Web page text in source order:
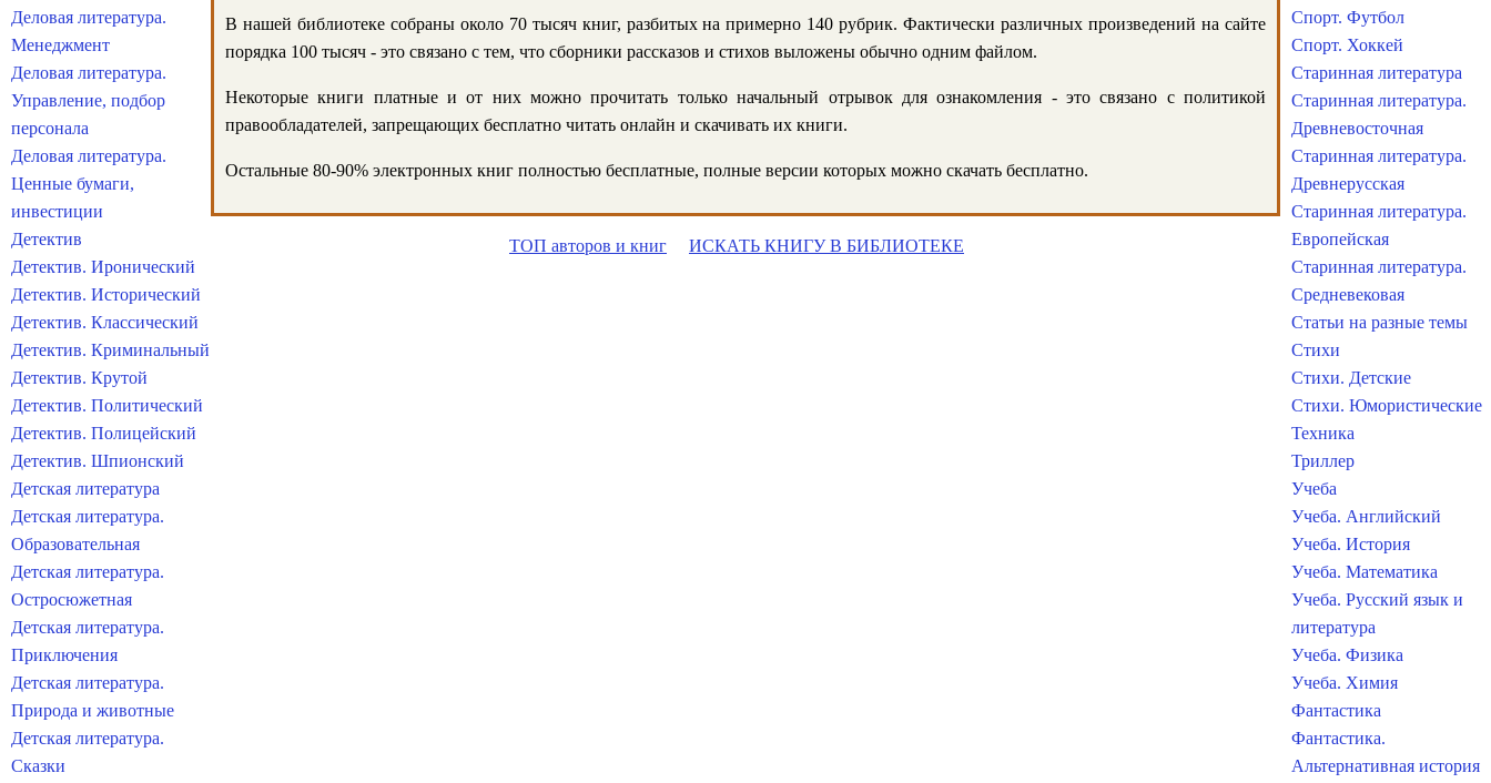
В нашей библиотеке собраны около 70 тысяч книг, разбитых на примерно 140 рубрик. Фактически различных произведений на сайте
порядка 100 тысяч - это связано с тем, что сборники рассказов и стихов выложены обычно одним файлом.
Некоторые книги платные и от них можно прочитать только начальный отрывок для ознакомления - это связано с политикой
правообладателей, запрещающих бесплатно читать онлайн и скачивать их книги.
Остальные 80-90% электронных книг полностью бесплатные, полные версии которых можно скачать бесплатно.
ТОП авторов и книг ИСКАТЬ КНИГУ В БИБЛИОТЕКЕ
Деловая литература.
Менеджмент
Деловая литература.
Управление, подбор
персонала
Деловая литература.
Ценные бумаги,
инвестиции
Детектив
Детектив. Иронический
Детектив. Исторический
Детектив. Классический
Детектив. Криминальный
Детектив. Крутой
Детектив. Политический
Детектив. Полицейский
Детектив. Шпионский
Детская литература
Детская литература.
Образовательная
Детская литература.
Остросюжетная
Детская литература.
Приключения
Детская литература.
Природа и животные
Детская литература.
Сказки
Спорт. Футбол
Спорт. Хоккей
Старинная литература
Старинная литература.
Древневосточная
Старинная литература.
Древнерусская
Старинная литература.
Европейская
Старинная литература.
Средневековая
Статьи на разные темы
Стихи
Стихи. Детские
Стихи. Юмористические
Техника
Триллер
Учеба
Учеба. Английский
Учеба. История
Учеба. Математика
Учеба. Русский язык и
литература
Учеба. Физика
Учеба. Химия
Фантастика
Фантастика.
Альтернативная история